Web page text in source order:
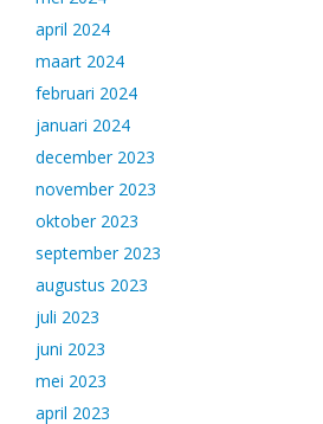
april 2024
maart 2024
februari 2024
januari 2024
december 2023
november 2023
oktober 2023
september 2023
augustus 2023
juli 2023
juni 2023
mei 2023
april 2023